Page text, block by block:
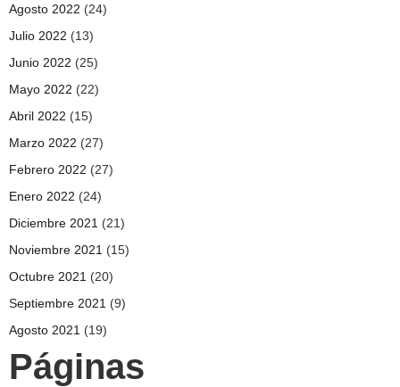
Agosto 2022 (24)
Julio 2022 (13)
Junio 2022 (25)
Mayo 2022 (22)
Abril 2022 (15)
Marzo 2022 (27)
Febrero 2022 (27)
Enero 2022 (24)
Diciembre 2021 (21)
Noviembre 2021 (15)
Octubre 2021 (20)
Septiembre 2021 (9)
Agosto 2021 (19)
Páginas